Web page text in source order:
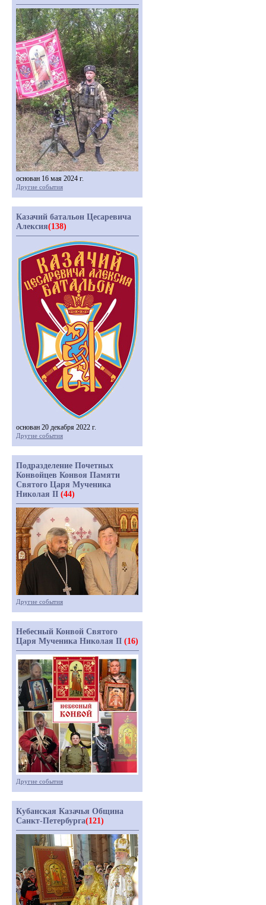
основан 16 мая 2024 г.
Другие события
Казачий батальон Цесаревича
Алексия(138)
основан 20 декабря 2022 г.
Другие события
Подразделение Почетных
Конвойцев Конвоя Памяти
Святого Царя Мученика
Николая II (44)
Другие события
Небесный Конвой Святого
Царя Мученика Николая II (16)
Другие события
Кубанская Казачья Община
Санкт-Петербурга(121)